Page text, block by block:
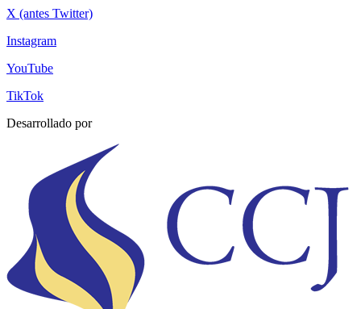
X (antes Twitter)
Instagram
YouTube
TikTok
Desarrollado por